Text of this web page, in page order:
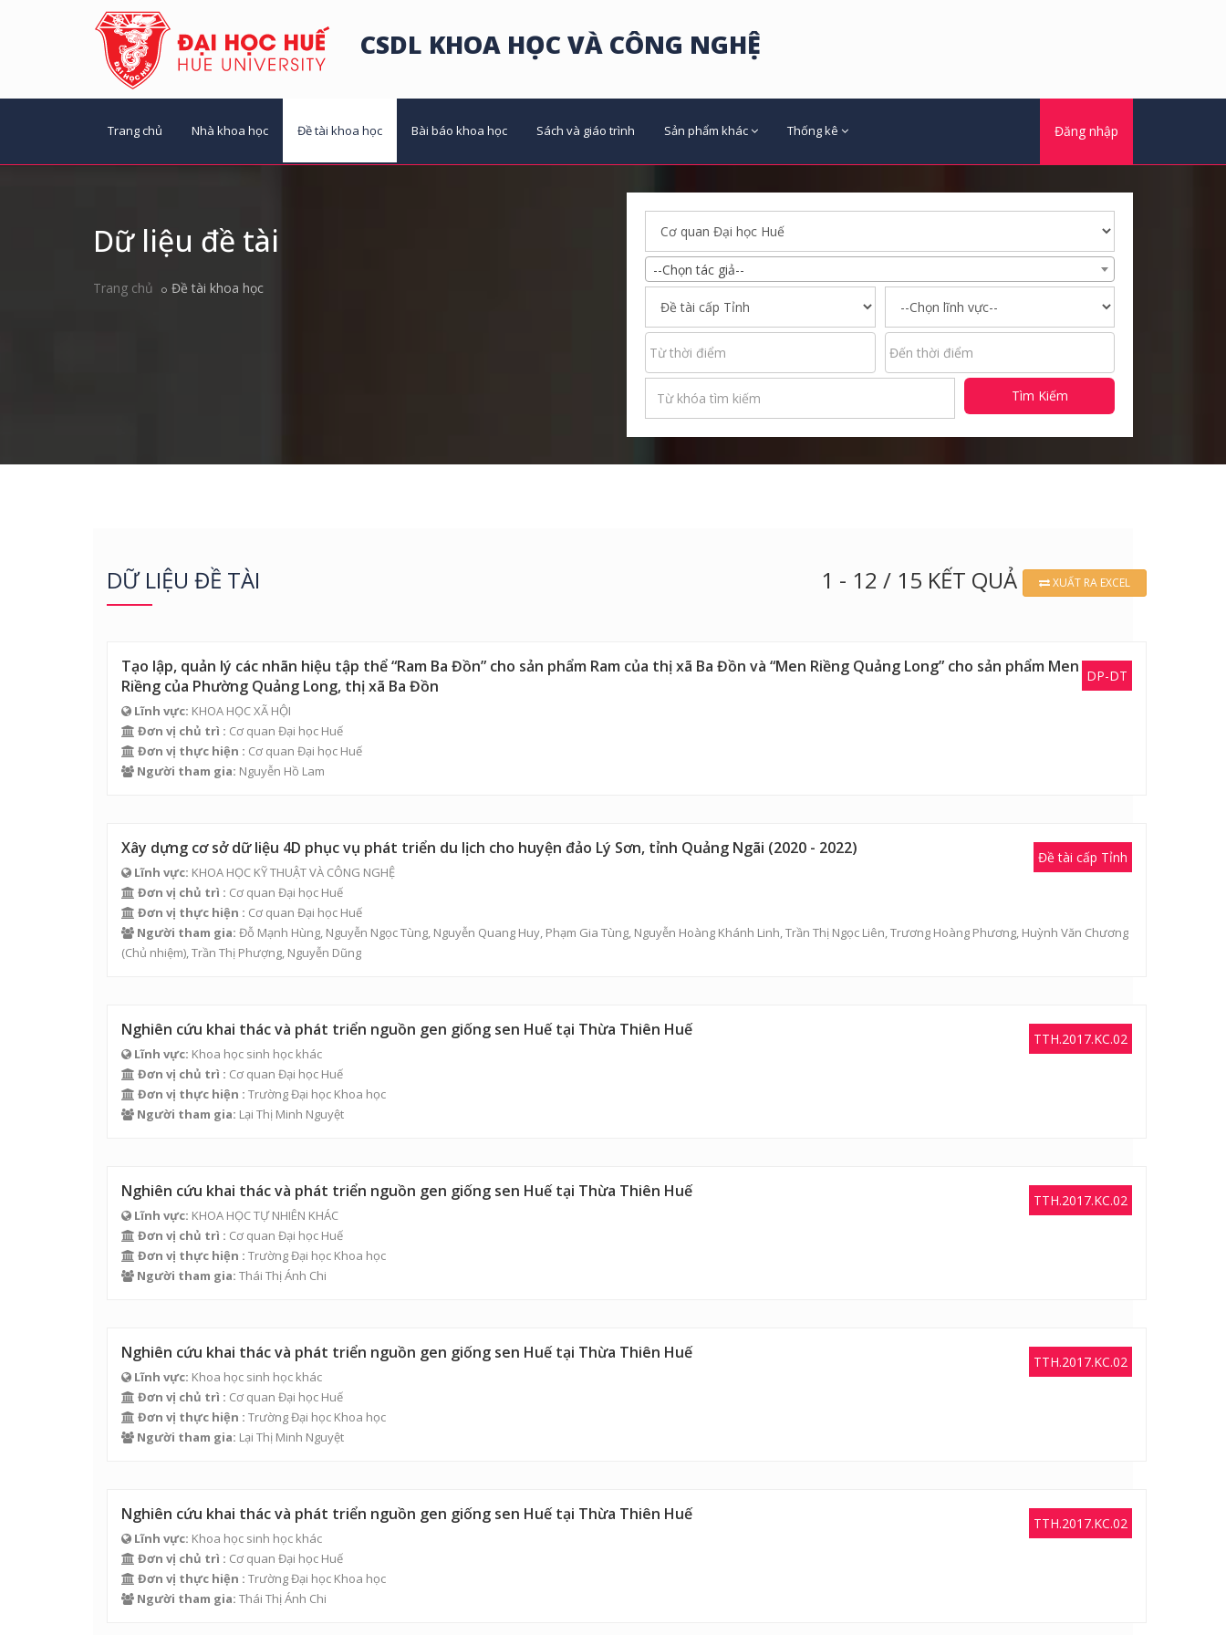
CSDL KHOA HỌC VÀ CÔNG NGHỆ
Trang chủ Nhà khoa học Đề tài khoa học Bài báo khoa học Sách và giáo trình Sản phẩm khác Thống kê Đăng nhập
Dữ liệu đề tài
Trang chủ Đề tài khoa học
--Chọn tác giả--
Tìm Kiếm
DỮ LIỆU ĐỀ TÀI 1 - 12 / 15 KẾT QUẢ XUẤT RA EXCEL
DP-DT
Tạo lập, quản lý các nhãn hiệu tập thể “Ram Ba Đồn” cho sản phẩm Ram của thị xã Ba Đồn và “Men Riềng Quảng Long” cho sản phẩm Men
Riềng của Phường Quảng Long, thị xã Ba Đồn
Lĩnh vực: KHOA HỌC XÃ HỘI
Đơn vị chủ trì : Cơ quan Đại học Huế
Đơn vị thực hiện : Cơ quan Đại học Huế
Người tham gia: Nguyễn Hồ Lam
Đề tài cấp Tỉnh
Xây dựng cơ sở dữ liệu 4D phục vụ phát triển du lịch cho huyện đảo Lý Sơn, tỉnh Quảng Ngãi (2020 - 2022)
Lĩnh vực: KHOA HỌC KỸ THUẬT VÀ CÔNG NGHỆ
Đơn vị chủ trì : Cơ quan Đại học Huế
Đơn vị thực hiện : Cơ quan Đại học Huế
Người tham gia: Đỗ Mạnh Hùng, Nguyễn Ngọc Tùng, Nguyễn Quang Huy, Phạm Gia Tùng, Nguyễn Hoàng Khánh Linh,Trần Thị Ngọc Liên,Trương Hoàng Phương, Huỳnh Văn Chương
(Chủ nhiệm),Trần Thị Phượng, Nguyễn Dũng
TTH.2017.KC.02
Nghiên cứu khai thác và phát triển nguồn gen giống sen Huế tại Thừa Thiên Huế
Lĩnh vực: Khoa học sinh học khác
Đơn vị chủ trì : Cơ quan Đại học Huế
Đơn vị thực hiện : Trường Đại học Khoa học
Người tham gia: Lại Thị Minh Nguyệt
TTH.2017.KC.02
Nghiên cứu khai thác và phát triển nguồn gen giống sen Huế tại Thừa Thiên Huế
Lĩnh vực: KHOA HỌC TỰ NHIÊN KHÁC
Đơn vị chủ trì : Cơ quan Đại học Huế
Đơn vị thực hiện : Trường Đại học Khoa học
Người tham gia: Thái Thị Ánh Chi
TTH.2017.KC.02
Nghiên cứu khai thác và phát triển nguồn gen giống sen Huế tại Thừa Thiên Huế
Lĩnh vực: Khoa học sinh học khác
Đơn vị chủ trì : Cơ quan Đại học Huế
Đơn vị thực hiện : Trường Đại học Khoa học
Người tham gia: Lại Thị Minh Nguyệt
TTH.2017.KC.02
Nghiên cứu khai thác và phát triển nguồn gen giống sen Huế tại Thừa Thiên Huế
Lĩnh vực: Khoa học sinh học khác
Đơn vị chủ trì : Cơ quan Đại học Huế
Đơn vị thực hiện : Trường Đại học Khoa học
Người tham gia: Thái Thị Ánh Chi